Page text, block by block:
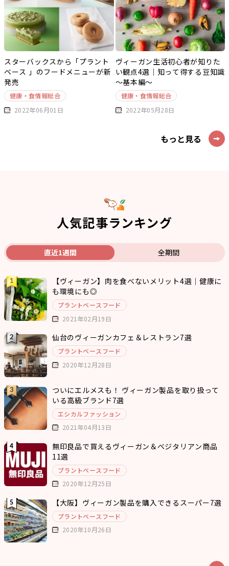
スターバックスから「プラント
ベース 」のフードメニューが新
発売
健康・食情報総合
2022年06月01日
ヴィーガン生活初心者が知りた
い観点4選｜知って得する豆知識
～基本編～
健康・食情報総合
2022年05月28日
もっと見る
人気記事ランキング
直近1週間 全期間
【ヴィーガン】肉を食べないメリット4選｜健康に
も環境にも◎
プラントベースフード
2021年02月19日
仙台のヴィーガンカフェ＆レストラン7選
プラントベースフード
2020年12月28日
ついにエルメスも！ ヴィーガン製品を取り扱って
いる高級ブランド7選
エシカルファッション
2021年04月13日
無印良品で買えるヴィーガン＆ベジタリアン商品
11選
プラントベースフード
2020年12月25日
【大阪】ヴィーガン製品を購入できるスーパー7選
プラントベースフード
2020年10月26日